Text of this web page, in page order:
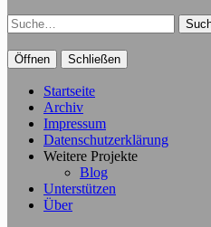
Suche
Öffnen Schließen
Startseite
Archiv
Impressum
Datenschutzerklärung
Weitere Projekte
Blog
Unterstützen
Über